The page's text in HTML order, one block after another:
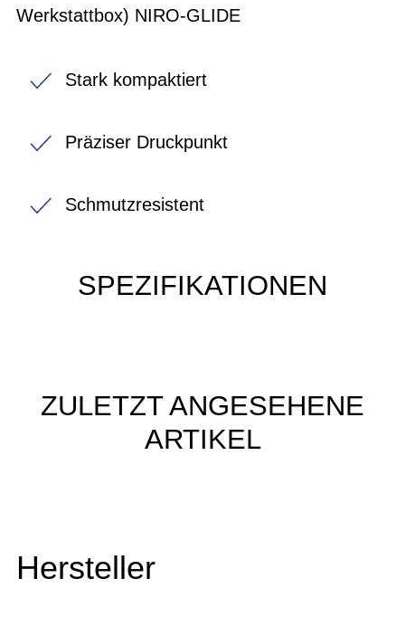
Werkstattbox) NIRO-GLIDE
Stark kompaktiert
Präziser Druckpunkt
Schmutzresistent
SPEZIFIKATIONEN
ZULETZT ANGESEHENE
ARTIKEL
Hersteller